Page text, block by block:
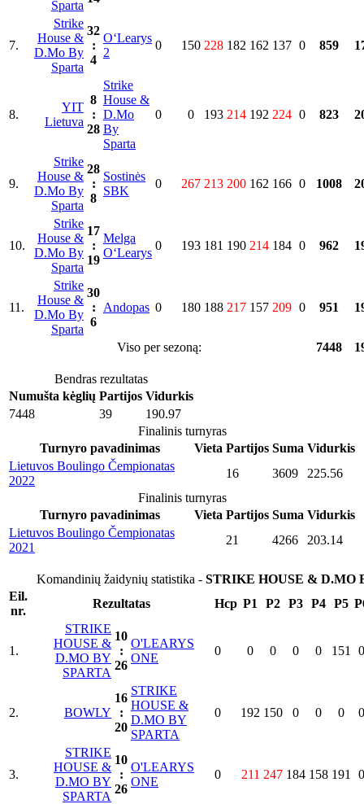
Sparta
7.
Strike
House &
D.Mo By
Sparta
32
:
4
O‘Learys
2
0 150 228 182 162 137 0 859
8.
YIT
Lietuva
8
:
28
Strike
House &
D.Mo
By
Sparta
0 0 193 214 192 224 0 823
9.
Strike
House &
D.Mo By
Sparta
28
:
8
Sostinės
SBK
0 267 213 200 162 166 0 1008
10.
Strike
House &
D.Mo By
Sparta
17
:
19
Melga
O‘Learys
0 193 181 190 214 184 0 962
11.
Strike
House &
D.Mo By
Sparta
30
:
6
Andopas 0 180 188 217 157 209 0 951
Viso per sezoną: 7448
Bendras rezultatas
Numušta kėglių Partijos Vidurkis
7448
39
190.97
Finalinis turnyras
Turnyro pavadinimas
Vieta Partijos Suma Vidurkis
Lietuvos Boulingo Čempionatas
2022
16 3609
225.56
Finalinis turnyras
Turnyro pavadinimas
Vieta Partijos Suma Vidurkis
Lietuvos Boulingo Čempionatas
2021
21 4266 203.14
Komandinių žaidynių statistika - STRIKE HOUSE & D.MO
Eil.
nr.
Rezultatas Hcp P1 P2 P3 P4 P5
1.
STRIKE
HOUSE &
D.MO BY
SPARTA
10
:
26
O'LEARYS
ONE
0 0 0 0 0 151 0
2. BOWLY
16
:
20
STRIKE
HOUSE &
D.MO BY
SPARTA
0 192 150 0 0 0 0
3.
STRIKE
HOUSE &
D.MO BY
SPARTA
10
:
26
O'LEARYS
ONE
0 211 247 184 158 191 0